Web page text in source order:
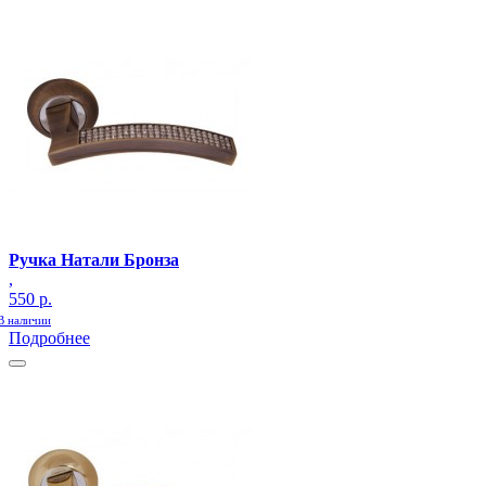
Ручка Натали Бронза
,
550 р.
наличии
Подробнее